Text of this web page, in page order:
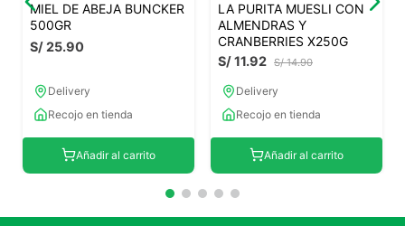
MIEL DE ABEJA BUNCKER
500GR
S/25.90
Delivery
Recojo en tienda
Añadir al carrito
LA PURITA MUESLI CON
ALMENDRAS Y
CRANBERRIES X250G
S/ 14.90
S/11.92
Delivery
Recojo en tienda
Añadir al carrito